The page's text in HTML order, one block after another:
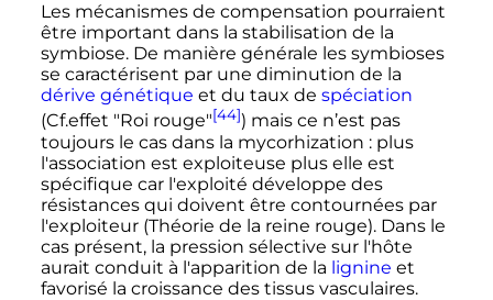
Les mécanismes de compensation pourraient
être important dans la stabilisation de la
symbiose. De manière générale les symbioses
se caractérisent par une diminution de la
dérive génétique et du taux de spéciation
(Cf.effet "Roi rouge"[44]) mais ce n’est pas
toujours le cas dans la mycorhization : plus
l'association est exploiteuse plus elle est
spécifique car l'exploité développe des
résistances qui doivent être contournées par
l'exploiteur (Théorie de la reine rouge). Dans le
cas présent, la pression sélective sur l'hôte
aurait conduit à l'apparition de la lignine et
favorisé la croissance des tissus vasculaires.